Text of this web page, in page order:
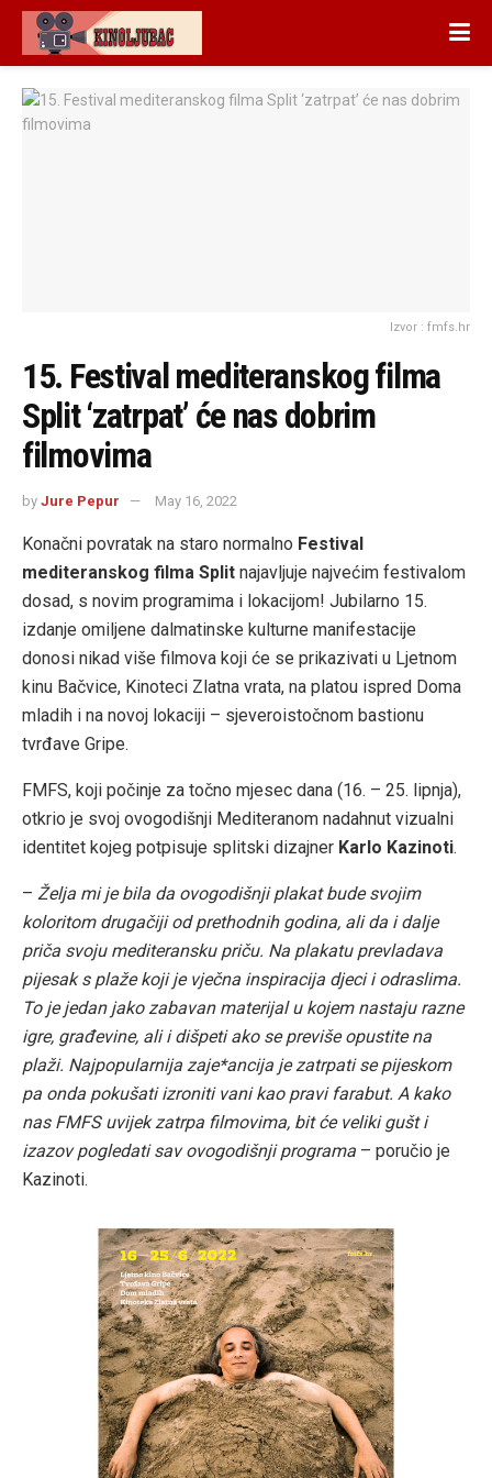
Izvor : fmfs.hr
15. Festival mediteranskog filma
Split ‘zatrpat’ će nas dobrim
filmovima
by Jure Pepur May 16, 2022
Konačni povratak na staro normalno Festival
mediteranskog filma Split najavljuje najvećim festivalom
dosad, s novim programima i lokacijom! Jubilarno 15.
izdanje omiljene dalmatinske kulturne manifestacije
donosi nikad više filmova koji će se prikazivati u Ljetnom
kinu Bačvice, Kinoteci Zlatna vrata, na platou ispred Doma
mladih i na novoj lokaciji – sjeveroistočnom bastionu
tvrđave Gripe.
FMFS, koji počinje za točno mjesec dana (16. – 25. lipnja),
otkrio je svoj ovogodišnji Mediteranom nadahnut vizualni
identitet kojeg potpisuje splitski dizajner Karlo Kazinoti.
– Želja mi je bila da ovogodišnji plakat bude svojim
koloritom drugačiji od prethodnih godina, ali da i dalje
priča svoju mediteransku priču. Na plakatu prevladava
pijesak s plaže koji je vječna inspiracija djeci i odraslima.
To je jedan jako zabavan materijal u kojem nastaju razne
igre, građevine, ali i dišpeti ako se previše opustite na
plaži. Najpopularnija zaje*ancija je zatrpati se pijeskom
pa onda pokušati izroniti vani kao pravi farabut. A kako
nas FMFS uvijek zatrpa filmovima, bit će veliki gušt i
izazov pogledati sav ovogodišnji programa – poručio je
Kazinoti.